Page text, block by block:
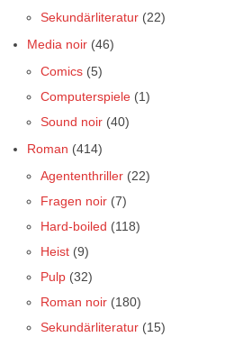
Sekundärliteratur (22)
Media noir (46)
Comics (5)
Computerspiele (1)
Sound noir (40)
Roman (414)
Agententhriller (22)
Fragen noir (7)
Hard-boiled (118)
Heist (9)
Pulp (32)
Roman noir (180)
Sekundärliteratur (15)